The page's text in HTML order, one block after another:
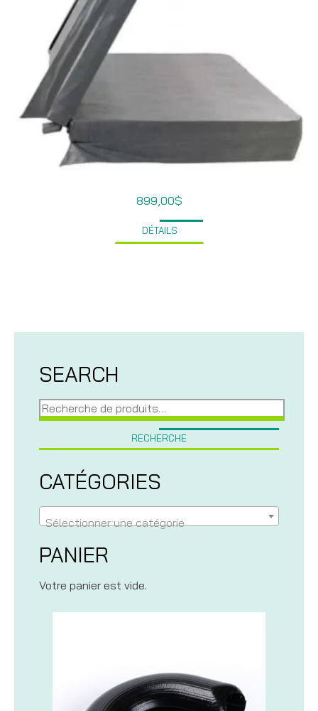
899,00$
DÉTAILS
SEARCH
Recherche
pour :
RECHERCHE
CATÉGORIES
Sélectionner une catégorie
PANIER
Votre panier est vide.